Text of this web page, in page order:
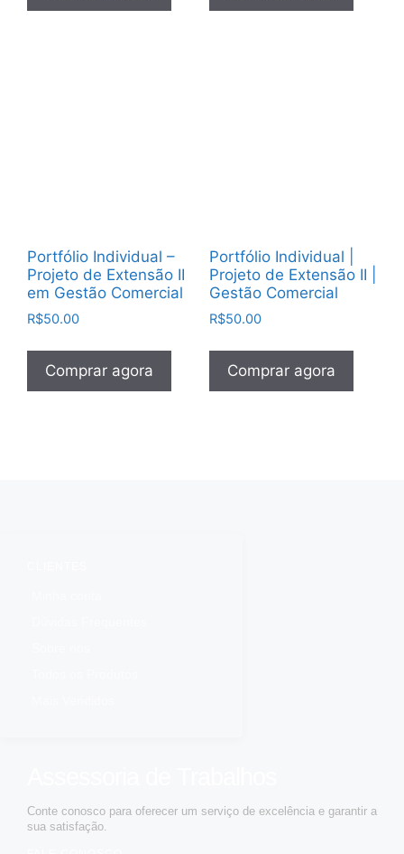
Portfólio Individual –
Projeto de Extensão II
em Gestão Comercial
R$50.00
Comprar agora
Portfólio Individual |
Projeto de Extensão II |
Gestão Comercial
R$50.00
Comprar agora
Conte conosco para oferecer um serviço de excelência e garantir a
sua satisfação.